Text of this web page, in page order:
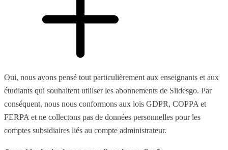
Oui, nous avons pensé tout particulièrement aux enseignants et aux
étudiants qui souhaitent utiliser les abonnements de Slidesgo. Par
conséquent, nous nous conformons aux lois GDPR, COPPA et
FERPA et ne collectons pas de données personnelles pour les
comptes subsidiaires liés au compte administrateur.